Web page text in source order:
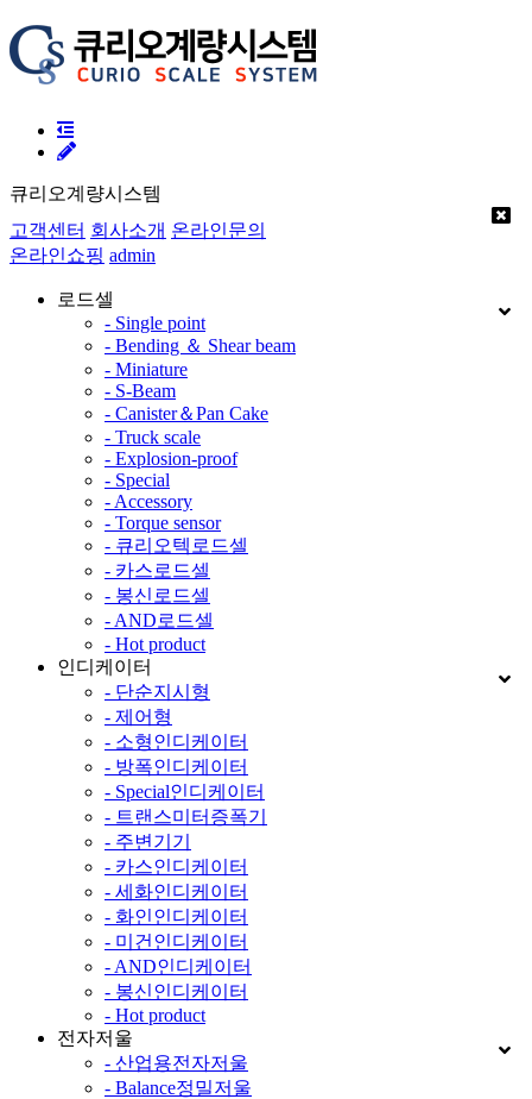
큐리오계량시스템
고객센터 회사소개 온라인문의
온라인쇼핑 admin
로드셀
- Single point
- Bending ＆ Shear beam
- Miniature
- S-Beam
- Canister＆Pan Cake
- Truck scale
- Explosion-proof
- Special
- Accessory
- Torque sensor
- 큐리오텍로드셀
- 카스로드셀
- 봉신로드셀
- AND로드셀
- Hot product
인디케이터
- 단순지시형
- 제어형
- 소형인디케이터
- 방폭인디케이터
- Special인디케이터
- 트랜스미터증폭기
- 주변기기
- 카스인디케이터
- 세화인디케이터
- 화인인디케이터
- 미건인디케이터
- AND인디케이터
- 봉신인디케이터
- Hot product
전자저울
- 산업용전자저울
- Balance정밀저울